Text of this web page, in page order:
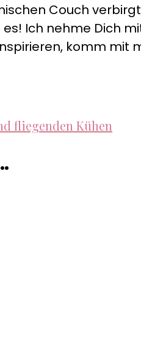
Couch
Ich nehme Dich
komm mit
fliegenden Kühen